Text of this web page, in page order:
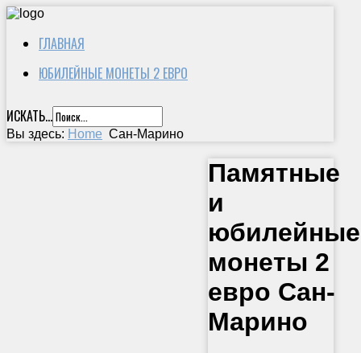
ГЛАВНАЯ
ЮБИЛЕЙНЫЕ МОНЕТЫ 2 ЕВРО
ИСКАТЬ...
Вы здесь: Home Сан-Марино
Памятные
и
юбилейные
монеты 2
евро Сан-
Марино